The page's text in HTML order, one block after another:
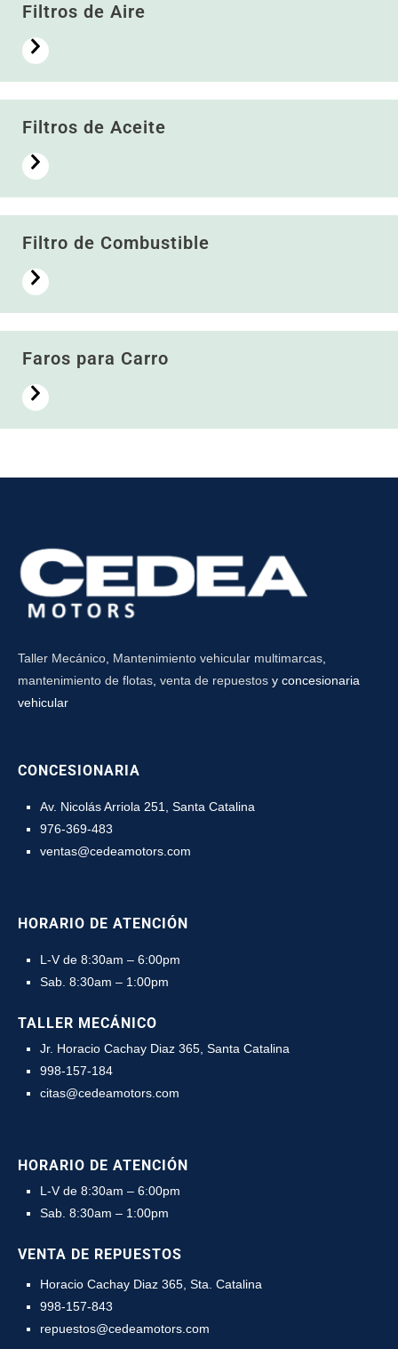
Filtros de Aire
Filtros de Aceite
Filtro de Combustible
Faros para Carro
Taller Mecánico, Mantenimiento vehicular multimarcas,
mantenimiento de flotas, venta de repuestos y concesionaria
vehicular
CONCESIONARIA
Av. Nicolás Arriola 251, Santa Catalina
976-369-483
ventas@cedeamotors.com
HORARIO DE ATENCIÓN
L-V de 8:30am – 6:00pm
Sab. 8:30am – 1:00pm
TALLER MECÁNICO
Jr. Horacio Cachay Diaz 365, Santa Catalina
998-157-184
citas@cedeamotors.com
HORARIO DE ATENCIÓN
L-V de 8:30am – 6:00pm
Sab. 8:30am – 1:00pm
VENTA DE REPUESTOS
Horacio Cachay Diaz 365, Sta. Catalina
998-157-843
repuestos@cedeamotors.com